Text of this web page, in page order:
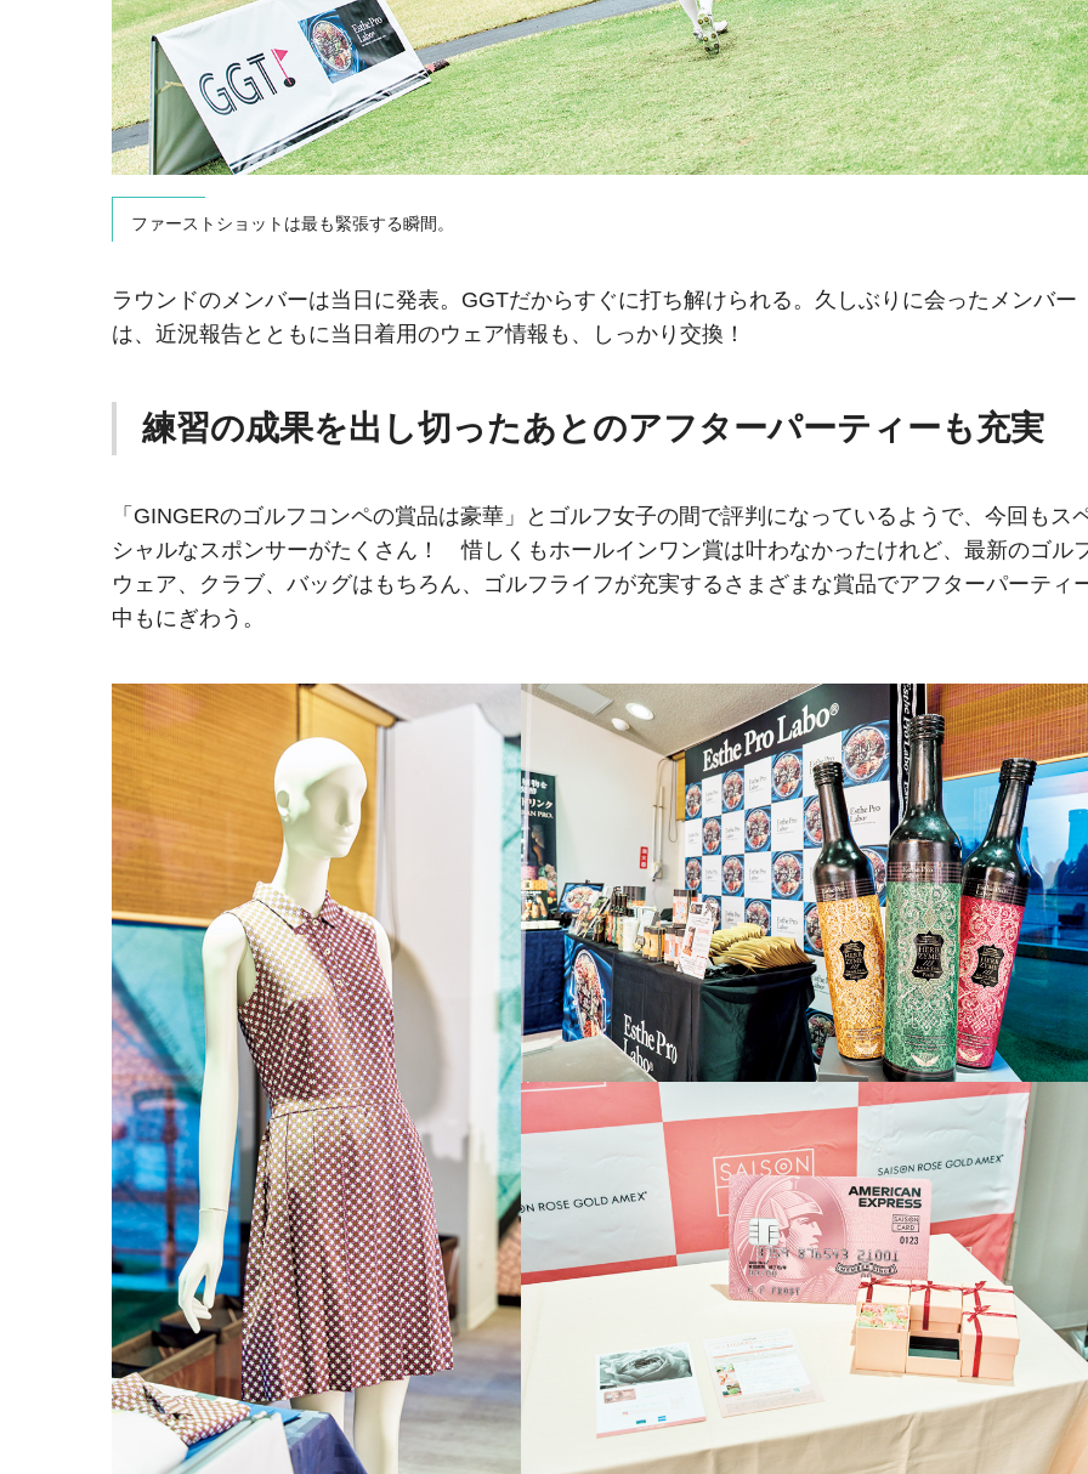
ファーストショットは最も緊張する瞬間。
ラウンドのメンバーは当日に発表。GGTだからすぐに打ち解けられる。久しぶりに会ったメンバー
は、近況報告とともに当日着用のウェア情報も、しっかり交換！
練習の成果を出し切ったあとのアフターパーティーも充実
「GINGERのゴルフコンペの賞品は豪華」とゴルフ女子の間で評判になっているようで、今回もス
シャルなスポンサーがたくさん！ 惜しくもホールインワン賞は叶わなかったけれど、最新のゴル
ウェア、クラブ、バッグはもちろん、ゴルフライフが充実するさまざまな賞品でアフターパーティ
中もにぎわう。